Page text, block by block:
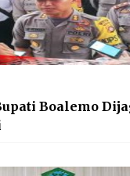
Boalemo